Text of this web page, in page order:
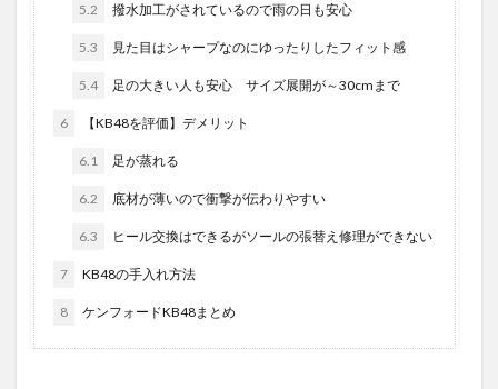
5.2 撥水加工がされているので雨の日も安心
5.3 見た目はシャープなのにゆったりしたフィット感
5.4 足の大きい人も安心 サイズ展開が～30cmまで
6 【KB48を評価】デメリット
6.1 足が蒸れる
6.2 底材が薄いので衝撃が伝わりやすい
6.3 ヒール交換はできるがソールの張替え修理ができない
7 KB48の手入れ方法
8 ケンフォードKB48まとめ